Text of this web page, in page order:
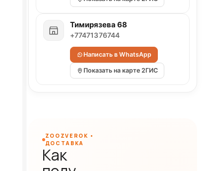
Тимирязева 68
+77471376744
Написать в WhatsApp
Показать на карте 2ГИС
ZOOZVEROK •
ДОСТАВКА
Как